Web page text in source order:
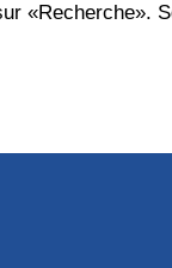
«Recherche».